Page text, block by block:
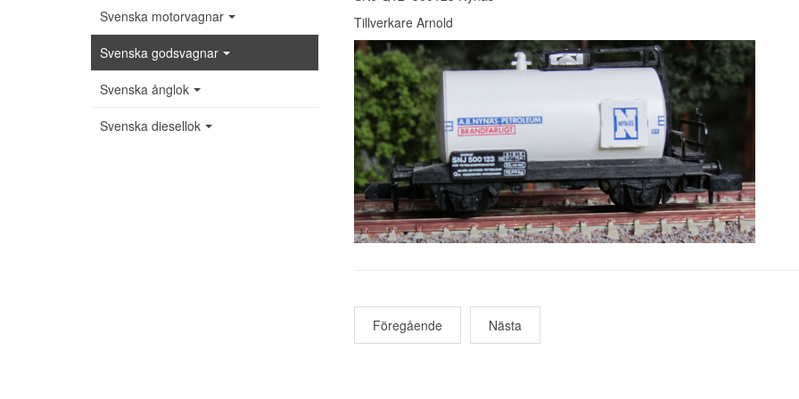
Tillverkare Arnold
Föregående Nästa
Svenska motorvagnar
Svenska godsvagnar
Svenska ånglok
Svenska diesellok